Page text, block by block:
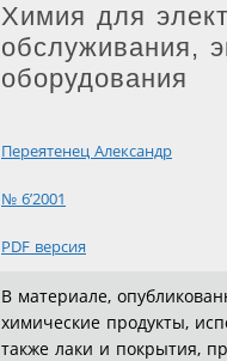
Химия для
обслуживания,
оборудования
Переятенец Александр
№ 6’2001
PDF версия
В материале,
химические продукты,
также лаки и покрытия,